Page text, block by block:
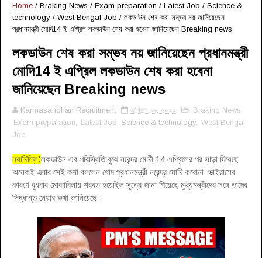
Home / Braking News / Exam preparation / Latest Job / Science &
technology / West Bengal Job / লকডাউন শেষ করা সম্ভব নয় জানিয়েছেন
প্রধানমন্ত্রী মোদি14 ই এপ্রিল লকডাউন শেষ করা হবেনা জানিয়েছেন Breaking news
লকডাউন শেষ করা সম্ভব নয় জানিয়েছেন প্রধানমন্ত্রী
মোদি14 ই এপ্রিল লকডাউন শেষ করা হবেনা
জানিয়েছেন Breaking news
Karmasandhan Recruitment এপ্রিল ০৯, ২০২০ Braking News
Exam preparation
Latest Job , Science & technology, West Bengal
Job
নয়াদিল্লি:লকডাউন এর পরিস্থিতি বুঝে নরেন্দ্র মোদী 14 এপ্রিলের পর সাড়া দিয়েছে
অনেকই এবার সেই কথা বললেন খোদ প্রধানমন্ত্রী নরেন্দ্র মোদি করোনা ভাইরাসের
কারণে বুধবার মোকাবিলায় শরবত হয়েছিল সূত্রে জানা গিয়েছে মুখ্যমন্ত্রীদের সঙ্গে তাদের
সিদ্ধান্ত নেয়ার কথা জানিয়েছে ।